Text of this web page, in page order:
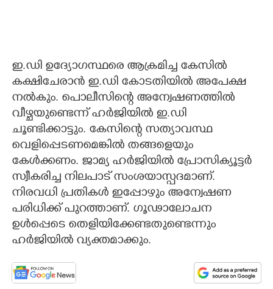
ഇ.ഡി ഉദ്യോഗസ്ഥരെ ആക്രമിച്ച കേസിൽ
കക്ഷിചേരാൻ ഇ.ഡി കോടതിയിൽ അപേക്ഷ
നൽകും. പൊലീസിന്റെ അന്വേഷണത്തിൽ
വീഴ്ചയുണ്ടെന്ന് ഹർജിയിൽ ഇ.ഡി
ചൂണ്ടിക്കാട്ടും. കേസിന്റെ സത്യാവസ്ഥ
വെളിപ്പെടണമെങ്കിൽ തങ്ങളെയും
കേൾക്കണം. ജാമ്യ ഹർജിയിൽ പ്രോസിക്യൂട്ടർ
സ്വീകരിച്ച നിലപാട് സംശയാസ്പദമാണ്.
നിരവധി പ്രതികൾ ഇപ്പോഴും അന്വേഷണ
പരിധിക്ക് പുറത്താണ്. ഗൂഢാലോചന
ഉൾപ്പെടെ തെളിയിക്കേണ്ടതുണ്ടെന്നും
ഹർജിയിൽ വ്യക്തമാക്കും.